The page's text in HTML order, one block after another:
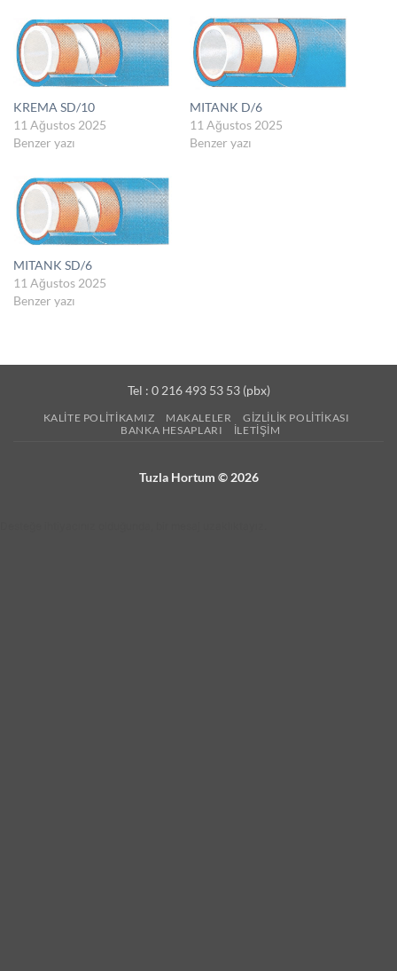
KREMA SD/10
11 Ağustos 2025
Benzer yazı
MITANK D/6
11 Ağustos 2025
Benzer yazı
MITANK SD/6
11 Ağustos 2025
Benzer yazı
Tel : 0 216 493 53 53 (pbx)
KALITE POLITIKAMIZ MAKALELER
GIZLILIK POLITIKASI
BANKA HESAPLARI
İLETIŞIM
Tuzla Hortum © 2026